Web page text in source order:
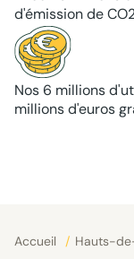
d'émission de
Nos 6 millions
millions d'euros
Accueil / Hauts-